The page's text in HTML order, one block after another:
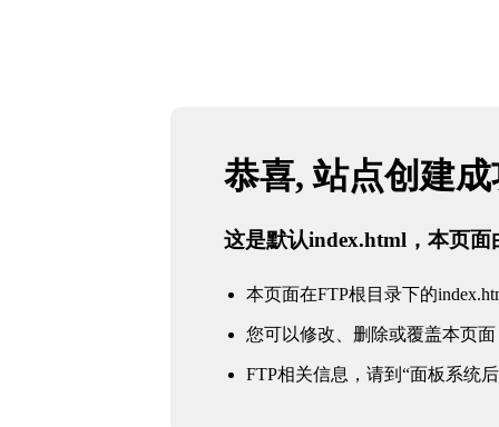
恭喜, 站点创建
这是默认index.html，本页面
本页面在FTP根目录下的
您可以修改、删除或覆盖本页面
FTP相关信息，请到“面板系统